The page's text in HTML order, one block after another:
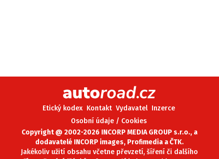
Etický kodex Kontakt Vydavatel Inzerce
Osobní údaje / Cookies
Copyright @ 2002-2026 INCORP MEDIA GROUP s.r.o., a
dodavatelé INCORP images, Profimedia a ČTK.
Jakékoliv užití obsahu včetne převzetí, šíření či dalšího